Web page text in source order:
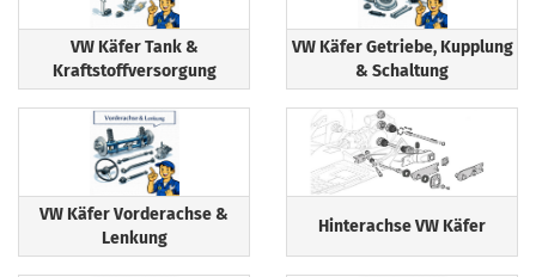
VW Käfer Tank &
Kraftstoffversorgung
VW Käfer Getriebe, Kupplung
& Schaltung
VW Käfer Vorderachse &
Lenkung
Hinterachse VW Käfer